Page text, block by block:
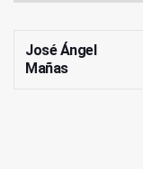
José Ángel
Mañas